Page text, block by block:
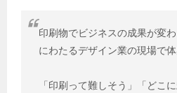
印刷物でビジネスの成果が変
にわたるデザイン業の現場で
「印刷って難しそう」「どこ